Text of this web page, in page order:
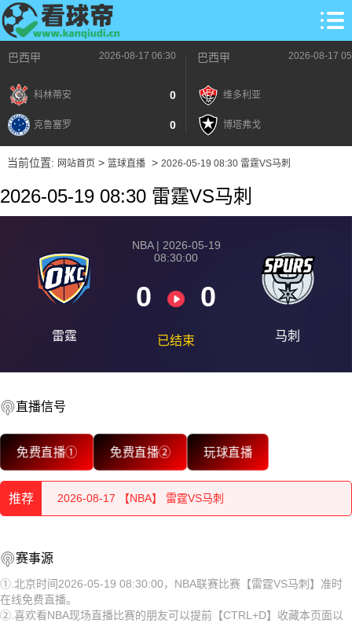
巴西甲 2026-08-17 06:30
科林蒂安 0
克鲁塞罗 0
巴西甲 2026-08-17
维多利亚
博塔弗戈
当前位置: 网站首页> 篮球直播> 2026-05-19 08:30 雷霆VS马刺
2026-05-19 08:30 雷霆VS马刺
雷霆
NBA | 2026-05-19
08:30:00
0 0
已结束 马刺
直播信号
免费直播① 免费直播② 玩球直播
推荐
2026-08-17 【NBA】 雷霆VS马刺
2026-08-17 【NBA】 雷霆VS马刺
2026-08-17 【NBA】 雷霆VS马刺
2026-08-17 【NBA】 雷霆VS马刺
赛事源
①.北京时间2026-05-19 08:30:00，NBA联赛比赛【雷霆VS马刺】准时
在线免费直播。
②.喜欢看NBA现场直播比赛的朋友可以提前【CTRL+D】收藏本页面以